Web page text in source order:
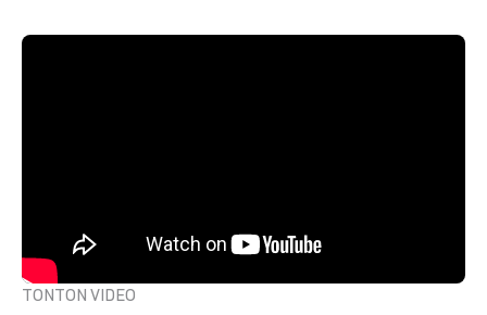
TONTON VIDEO